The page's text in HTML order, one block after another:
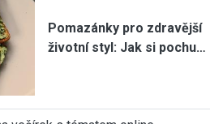
Pomazánky pro zdravější
životní styl: Jak si pochu…